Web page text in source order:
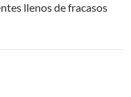
llenos de fracasos